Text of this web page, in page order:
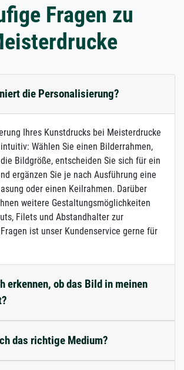
Fragen zu
die Personalisierung?
Ihres Kunstdrucks bei Meisterdrucke
Wählen Sie einen Bilderrahmen,
Bildgröße, entscheiden Sie sich für ein
ergänzen Sie je nach Ausführung eine
oder einen Keilrahmen. Darüber
weitere Gestaltungsmöglichkeiten
Filets und Abstandhalter zur
ist unser Kundenservice gerne für
erkennen, ob das Bild in meinen
das richtige Medium?